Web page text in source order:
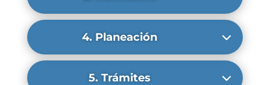
4. Planeación
5. Trámites